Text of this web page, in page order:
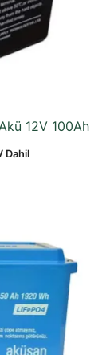
12V 100Ah
Dahil